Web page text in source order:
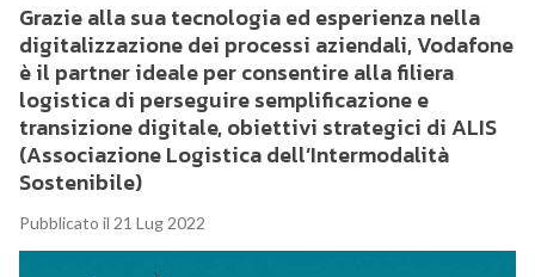
Grazie alla sua tecnologia ed esperienza nella
digitalizzazione dei processi aziendali, Vodafone
è il partner ideale per consentire alla filiera
logistica di perseguire semplificazione e
transizione digitale, obiettivi strategici di ALIS
(Associazione Logistica dell’Intermodalità
Sostenibile)
Pubblicato il 21 Lug 2022